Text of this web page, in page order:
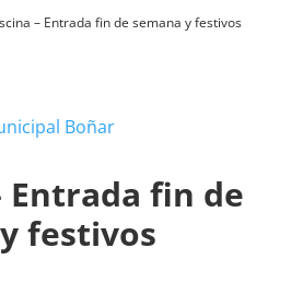
– Entrada fin de semana y festivos
Entrada fin de
festivos